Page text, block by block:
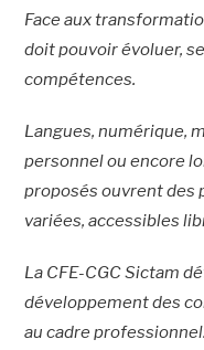
Face aux
doit pouvoir évoluer,
compétences.
Langues, numérique,
personnel ou encore
proposés ouvrent des
variées, accessibles
La CFE-CGC Sictam
développement des
au cadre